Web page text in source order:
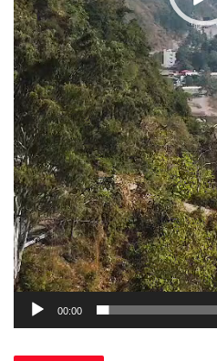
00:00